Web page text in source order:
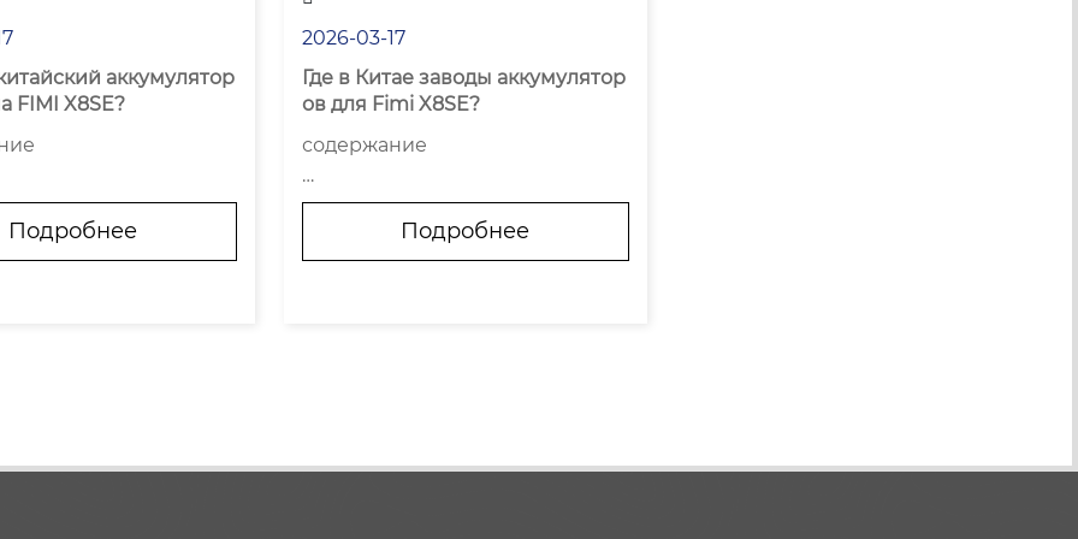
аккумулятор
FIMI X8SE?
так сильно плавае
кроме цифры
Подробнее
2026-03-17
Где в Китае заводы аккумулятор
ов для Fimi X8SE?
содержание
Почему не существует одного ?
завода Fimi?
Ключевые регионы и их специа
Подробнее